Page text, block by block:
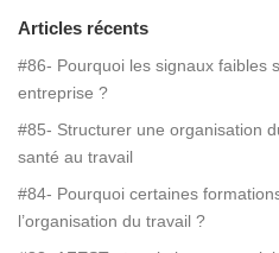
Articles récents
#86- Pourquoi les signaux faibles
entreprise ?
#85- Structurer une organisation
santé au travail
#84- Pourquoi certaines
l’organisation du travail ?